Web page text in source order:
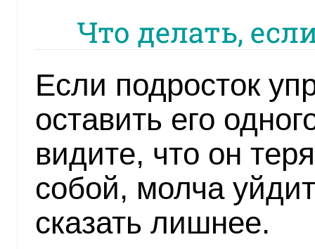
Что делать,
Если подросток
оставить его
видите, что он
собой, молча
сказать лишнее.